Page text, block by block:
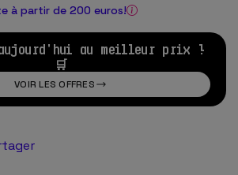
à partir de 200 euros!
au meilleur prix !
🛒
VOIR LES OFFRES